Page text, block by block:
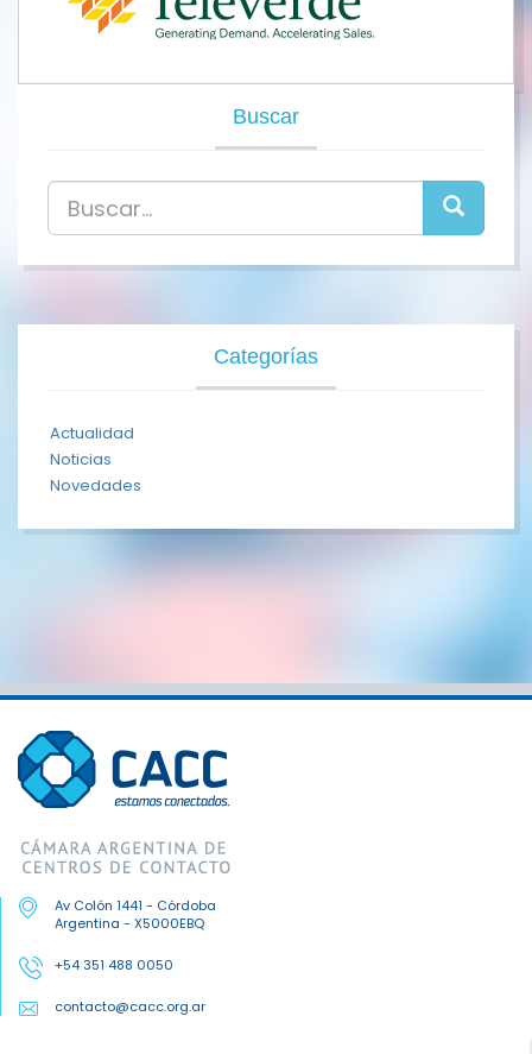
Buscar
Categorías
Actualidad
Noticias
Novedades
Av Colón 1441 - Córdoba
Argentina - X5000EBQ
+54 351 488 0050
contacto@cacc.org.ar